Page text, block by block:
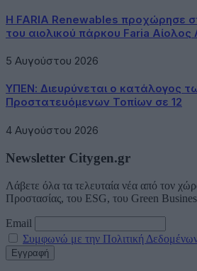
Η FARIA Renewables προχώρησε
του αιολικού πάρκου Faria
5 Αυγούστου 2026
ΥΠΕΝ: Διευρύνεται ο κατάλογος
Προστατευόμενων Τοπίων σε 12
4 Αυγούστου 2026
Newsletter Citygen.gr
Λάβετε όλα τα τελευταία νέα από τον
Προστασίας, του ESG, του Green
Email
Συμφωνώ με την Πολιτική